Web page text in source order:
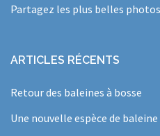
Partagez les plus belles
ARTICLES RÉCENTS
Retour des baleines à bosse
Une nouvelle espèce de